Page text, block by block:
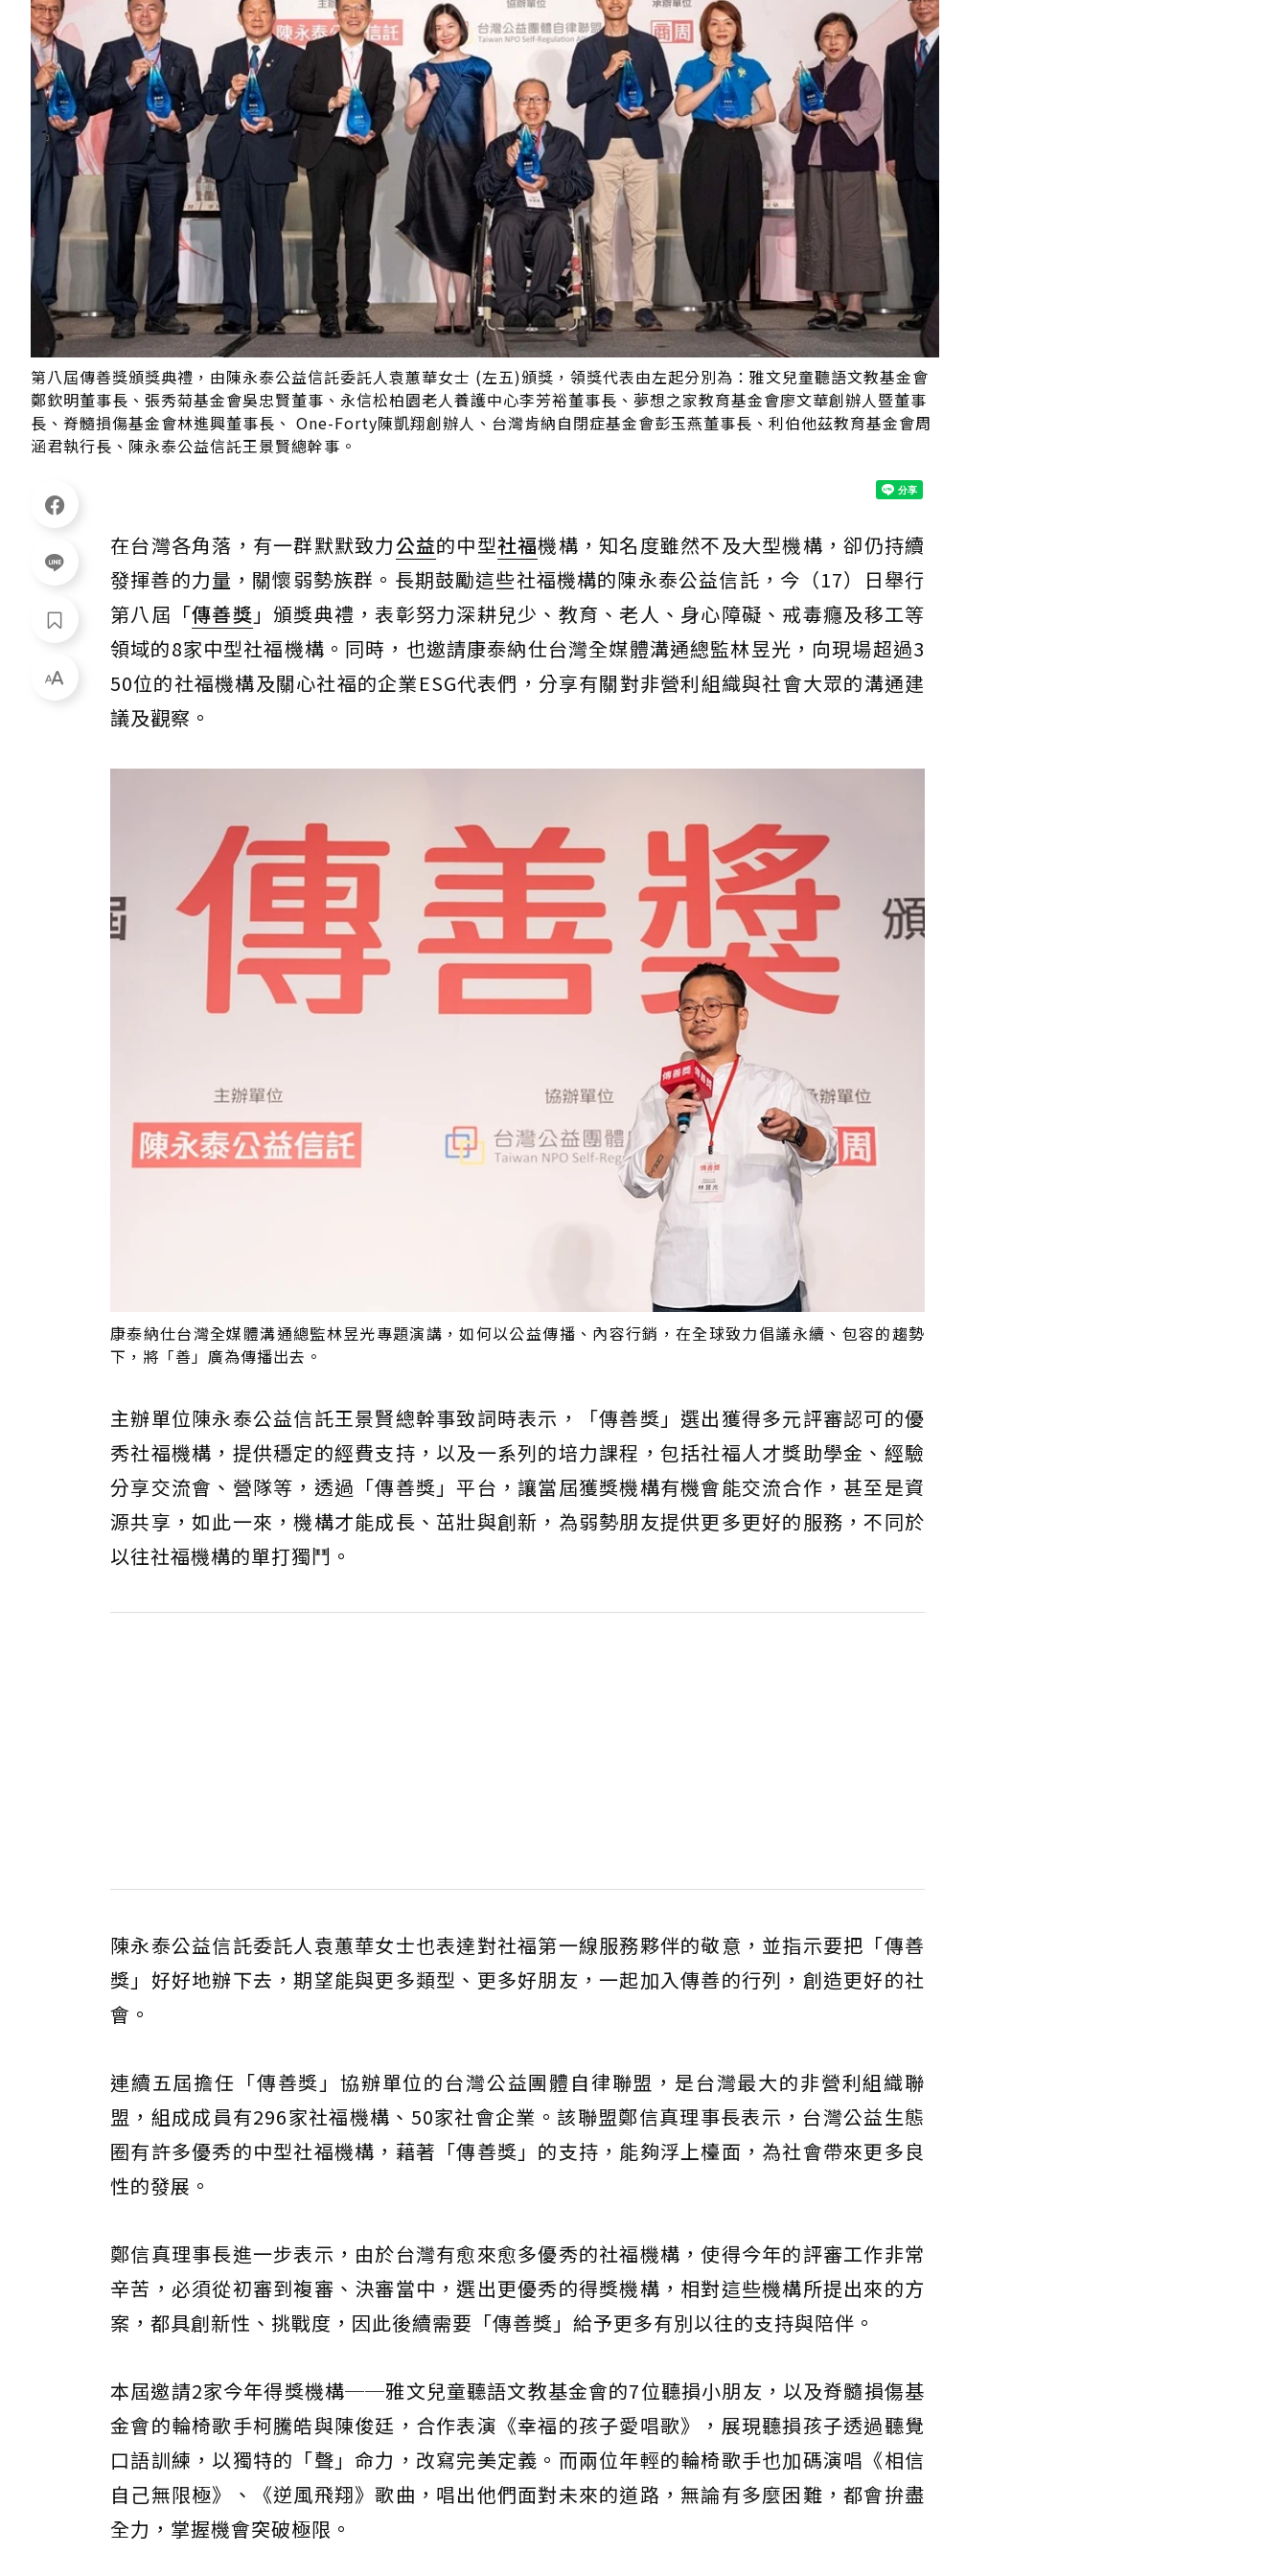
第八屆傳善獎頒獎典禮，由陳永泰公益信託委託人袁蕙華女士 (左五)頒獎，領獎代表由左起分別為：雅文兒童聽語文教基金會
鄭欽明董事長、張秀菊基金會吳忠賢董事、永信松柏園老人養護中心李芳裕董事長、夢想之家教育基金會廖文華創辦人暨董事
長、脊髓損傷基金會林進興董事長、 One-Forty陳凱翔創辦人、台灣肯納自閉症基金會彭玉燕董事長、利伯他茲教育基金會周
涵君執行長、陳永泰公益信託王景賢總幹事。
在台灣各角落，有一群默默致力公益的中型社福機構，知名度雖然不及大型機構，卻仍持續
發揮善的力量，關懷弱勢族群。長期鼓勵這些社福機構的陳永泰公益信託，今（17）日舉行
第八屆「傳善獎 」頒獎典禮，表彰努力深耕兒少、教育、老人、身心障礙、戒毒癮及移工等
領域的8家中型社福機構。同時，也邀請康泰納仕台灣全媒體溝通總監林昱光，向現場超過3
50位的社福機構及關心社福的企業ESG代表們，分享有關對非營利組織與社會大眾的溝通建
議及觀察。
康泰納仕台灣全媒體溝通總監林昱光專題演講，如何以公益傳播、內容行銷，在全球致力倡議永續、包容的趨勢
下，將「善」廣為傳播出去。
主辦單位陳永泰公益信託王景賢總幹事致詞時表示，「傳善獎」選出獲得多元評審認可的優
秀社福機構，提供穩定的經費支持，以及一系列的培力課程，包括社福人才獎助學金、經驗
分享交流會、營隊等，透過「傳善獎」平台，讓當屆獲獎機構有機會能交流合作，甚至是資
源共享，如此一來，機構才能成長、茁壯與創新，為弱勢朋友提供更多更好的服務，不同於
以往社福機構的單打獨鬥。
陳永泰公益信託委託人袁蕙華女士也表達對社福第一線服務夥伴的敬意，並指示要把「傳善
獎」好好地辦下去，期望能與更多類型、更多好朋友，一起加入傳善的行列，創造更好的社
會。
連續五屆擔任「傳善獎」協辦單位的台灣公益團體自律聯盟，是台灣最大的非營利組織聯
盟，組成成員有296家社福機構、50家社會企業。該聯盟鄭信真理事長表示，台灣公益生態
圈有許多優秀的中型社福機構，藉著「傳善獎」的支持，能夠浮上檯面，為社會帶來更多良
性的發展。
鄭信真理事長進一步表示，由於台灣有愈來愈多優秀的社福機構，使得今年的評審工作非常
辛苦，必須從初審到複審、決審當中，選出更優秀的得獎機構，相對這些機構所提出來的方
案，都具創新性、挑戰度，因此後續需要「傳善獎」給予更多有別以往的支持與陪伴。
本屆邀請2家今年得獎機構──雅文兒童聽語文教基金會的7位聽損小朋友，以及脊髓損傷基
金會的輪椅歌手柯騰皓與陳俊廷，合作表演《幸福的孩子愛唱歌》，展現聽損孩子透過聽覺
口語訓練，以獨特的「聲」命力，改寫完美定義。而兩位年輕的輪椅歌手也加碼演唱《相信
自己無限極》、《逆風飛翔》歌曲，唱出他們面對未來的道路，無論有多麼困難，都會拚盡
全力，掌握機會突破極限。